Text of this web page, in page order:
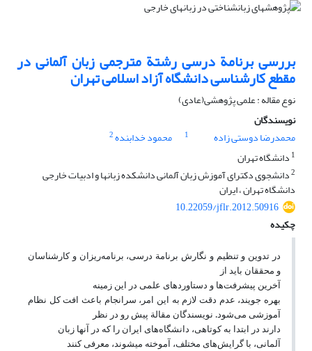
بررسی برنامة درسی رشتة مترجمی زبان آلمانی در
مقطع کارشناسی دانشگاه آزاد اسلامی تهران
نوع مقاله : علمی پژوهشی(عادی)
نویسندگان
محمدرضا دوستی زاده
1 محمود خدابنده2
1 دانشگاه تهران
2دانشجوی دکترای آموزش زبان آلمانی دانشکده زبانها و ادبیات خارجی
دانشگاه تهران ، ایران
10.22059/jflr.2012.50916
چکیده
در تدوین و تنظیم و نگارش برنامة درسی، برنامهریزان و کارشناسان
و محققان باید از
آخرین پیشرفتها و دستاوردهای علمی در این زمینه
بهره جویند، عدم دقت لازم به این امر، سرانجام باعث افت کل نظام
آموزشی میشود. نویسندگان مقالة پیش رو در نظر
دارند در ابتدا به کوتاهی، دانشگاههای ایران را که در آنها زبان
آلمانی، با گرایشهای مختلف، آموخته می‏شوند، معرفی کنند